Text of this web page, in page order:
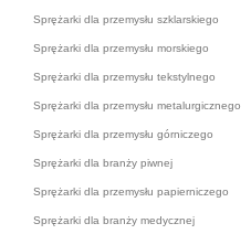
Sprężarki dla przemysłu szklarskiego
Sprężarki dla przemysłu morskiego
Sprężarki dla przemysłu tekstylnego
Sprężarki dla przemysłu metalurgicznego
Sprężarki dla przemysłu górniczego
Sprężarki dla branży piwnej
Sprężarki dla przemysłu papierniczego
Sprężarki dla branży medycznej